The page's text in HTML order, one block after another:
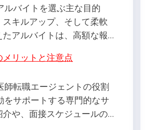
ルバイトを選ぶ主な目的
キルアップ、そして柔軟
アルバイトは、高額な報…
リットと注意点
師転職エージェントの役割
サポートする専門的なサ
や、面接スケジュールの…